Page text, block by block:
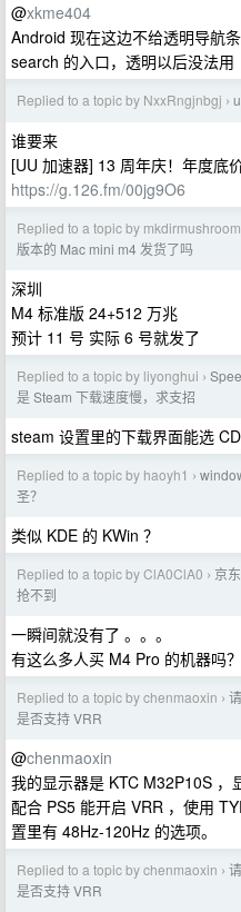
@xkme404
Android 现在这边不给透明导航
search 的入口，透明以后没法用
Replied to a topic by NxxRngjnbgj ›
谁要来
[UU 加速器] 13 周年庆！年度底
https://g.126.fm/00jg9O6
Replied to a topic by mkdirmushroom
版本的 Mac mini m4 发货了吗
深圳
M4 标准版 24+512 万兆
预计 11 号 实际 6 号就发了
Replied to a topic by liyonghui ›
是 Steam 下载速度慢，求支招
steam 设置里的下载界面能选
Replied to a topic by haoyh1 ›
圣？
类似 KDE 的 KWin ？
Replied to a topic by ClA0ClA0 › 京
抢不到
一瞬间就没有了 。。。
有这么多人买 M4 Pro 的机器吗
Replied to a topic by chenmaoxin ›
是否支持 VRR
@chenmaoxin
我的显示器是 KTC M32P10S ，
配合 PS5 能开启 VRR ，使用
置里有 48Hz-120Hz 的选项。
Replied to a topic by chenmaoxin ›
是否支持 VRR